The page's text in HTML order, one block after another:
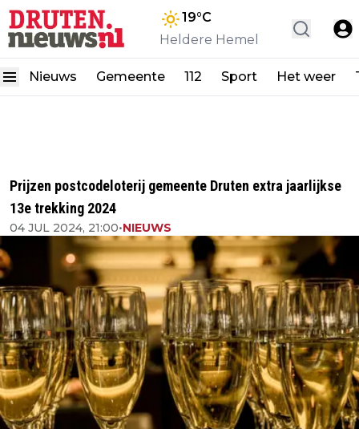
19°C
Heldere Hemel
Nieuws Gemeente 112 Sport Het weer
Prijzen postcodeloterij gemeente Druten extra jaarlijkse
13e trekking 2024
04 JUL 2024, 21:00•NIEUWS